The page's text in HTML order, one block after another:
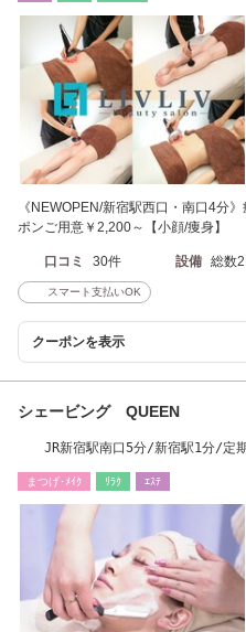
《NEWOPEN/新宿駅西口・南口4分
ポンご用意￥2,200～【小顔/痩身】
口コミ 30件 設備 総数2
スマート支払いOK
クーポンを表示
シェービング QUEEN
JR新宿駅南口5分/新宿駅1分/定
まつげ･ﾒｲｸ ﾘﾗｸ ｴｽﾃ